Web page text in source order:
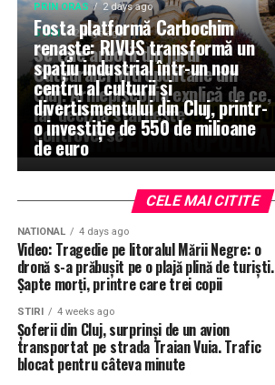
STIRI 2 days ago
Se taie arborii din jurul
Catedralei Mitropolitane din
Cluj. Arhiepiscopia explică de ce,
iar decizia stârnește
controverse
PRIN ORAS 2 days ago
Fosta platformă Carbochim
renaște: RIVUS transformă un
spațiu industrial într-un nou
centru al culturii și
divertismentului din Cluj, printr-
o investiție de 550 de milioane
de euro
CELE MAI CITITE
NATIONAL 4 days ago
Video: Tragedie pe litoralul Mării Negre: o
dronă s-a prăbușit pe o plajă plină de turiști.
Șapte morți, printre care trei copii
STIRI 4 weeks ago
Șoferii din Cluj, surprinși de un avion
transportat pe strada Traian Vuia. Trafic
blocat pentru câteva minute